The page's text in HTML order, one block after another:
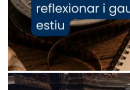
L’arquebisbe de
Josep Omella, ha
concelebrat el bisbe
Mons. David Abadías.
📸 Dr. G. Simón
Foto